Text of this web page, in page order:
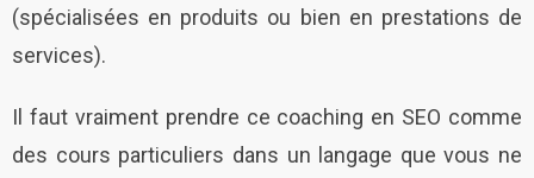
(spécialisées en produits ou bien en prestations de
services).
Il faut vraiment prendre ce coaching en SEO comme
des cours particuliers dans un langage que vous ne